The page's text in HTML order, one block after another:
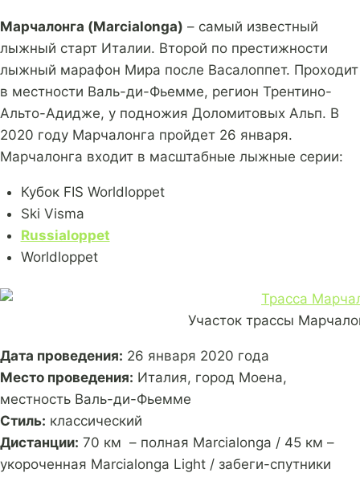
Марчалонга (Marcialonga) – самый известный
лыжный старт Италии. Второй по престижности
лыжный марафон Мира после Васалоппет. Проходит
в местности Валь-ди-Фьемме, регион Трентино-
Альто-Адидже, у подножия Доломитовых Альп. В
2020 году Марчалонга пройдет 26 января.
Марчалонга входит в масштабные лыжные серии:
Кубок FIS Worldloppet
Ski Visma
Russialoppet
Worldloppet
Участок трассы
Дата проведения: 26 января 2020 года
Место проведения: Италия, город Моена,
местность Валь-ди-Фьемме
Стиль: классический
Дистанции: 70 км – полная Marcialonga / 45 км –
укороченная Marcialonga Light / забеги-спутники